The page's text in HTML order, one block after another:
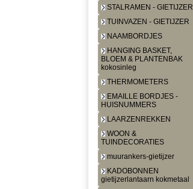
STALRAMEN - GIETIJZER
TUINVAZEN - GIETIJZER
NAAMBORDJES
HANGING BASKET,
BLOEM & PLANTENBAK
kokosinleg
THERMOMETERS
EMAILLE BORDJES -
HUISNUMMERS
LAARZENREKKEN
WOON &
TUINDECORATIES
muurankers-gietijzer
KADOBONNEN
gietijzerlantaarn kokmetaal